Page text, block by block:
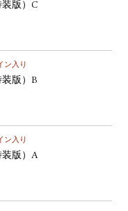
装版）C
ン入り
版）B
ン入り
装版）A